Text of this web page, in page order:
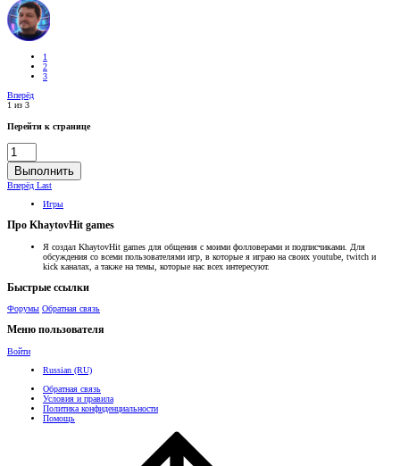
1
2
3
Вперёд
1 из 3
Перейти к странице
Выполнить
Вперёд Last
Игры
Про KhaytovHit games
Я создал KhaytovHit games для общения с моими фолловерами и подписчиками. Для
обсуждения со всеми пользователями игр, в которые я играю на своих youtube, twitch и
kick каналах, а также на темы, которые нас всех интересуют.
Быстрые ссылки
Форумы Обратная связь
Меню пользователя
Войти
Russian (RU)
Обратная связь
Условия и правила
Политика конфиденциальности
Помощь